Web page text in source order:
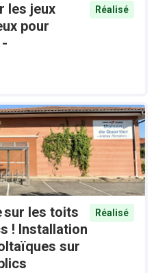
les jeux
pour
Réalisé
sur les toits
! Installation
sur
Réalisé